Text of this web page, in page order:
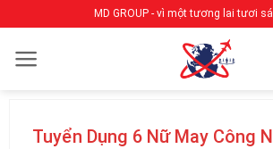
qua
nội
MD GROUP - vì một tương lai tươi
Tuyển Dụng 6 Nữ May Công